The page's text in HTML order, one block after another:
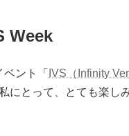
Week
ント「 IVS（Infinity
にとって、とても楽し